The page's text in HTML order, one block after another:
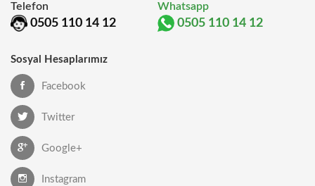
Telefon
0505 110 14 12
Whatsapp
0505 110 14 12
Sosyal Hesaplarımız
Facebook
Twitter
Google+
Instagram